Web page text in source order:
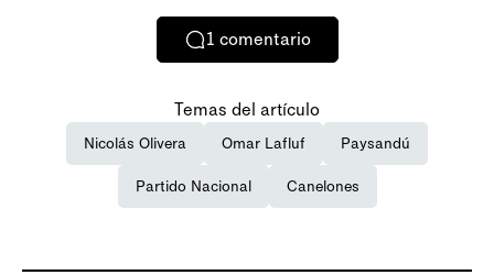
1 comentario
Temas del artículo
Nicolás Olivera Omar Lafluf Paysandú
Partido Nacional Canelones